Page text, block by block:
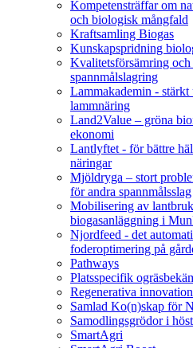
Kompetensträffar om
och biologisk mångfald
Kraftsamling Biogas
Kunskapspridning
Kvalitetsförsämring
spannmålslagring
Lammakademin -
lammnäring
Land2Value – gröna
ekonomi
Lantlyftet - för bättre
näringar
Mjöldryga – stort
för andra spannmålsslag
Mobilisering av
biogasanläggning i
Njordfeed - det
foderoptimering på
Pathways
Platsspecifik
Regenerativa
Samlad Ko(n)skap för
Samodlingsgrödor i
SmartAgri